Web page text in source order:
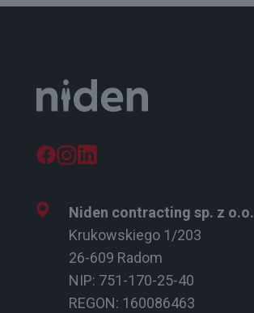
Niden contracting sp. z o.o.
Krukowskiego 1/203
26-609 Radom
NIP: 751-170-25-40
REGON: 160086463